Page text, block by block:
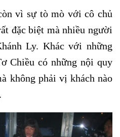
vì sự tò mò với cô chủ
đặc biệt mà nhiều người
Ly. Khác với những
Chiều có những nội quy
không phải vị khách nào